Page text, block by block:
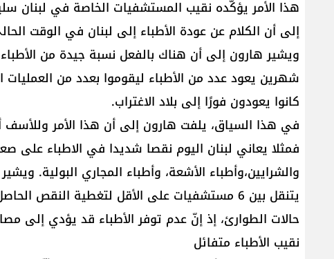
إلى أن الكلام عن عودة الأطباء إلى لبنان في الوقت
ويشير هارون إلى أن هناك بالفعل نسبة جيدة من
شهرين يعود عدد من الأطباء ليقوموا بعدد من
كانوا يعودون فورًا إلى بلاد الاغتراب.
في هذا السياق، يلفت هارون إلى أن هذا الأمر وللأسف
فمثلا يعاني لبنان اليوم نقصا شديدا في الاطباء على
والشرايين،وأطباء الأشعة، وأطباء المجاري البولية.
يتنقل بين 6 مستشفيات على الأقل لتغطية
حالات الطوارئ، إذ إنّ عدم توفر الأطباء قد يؤدي إلى
نقيب الأطباء متفائل